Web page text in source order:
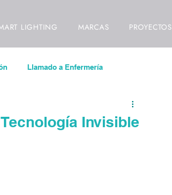
LIGHTING MARCAS PROYECTOS
Llamado a Enfermería
Invisible